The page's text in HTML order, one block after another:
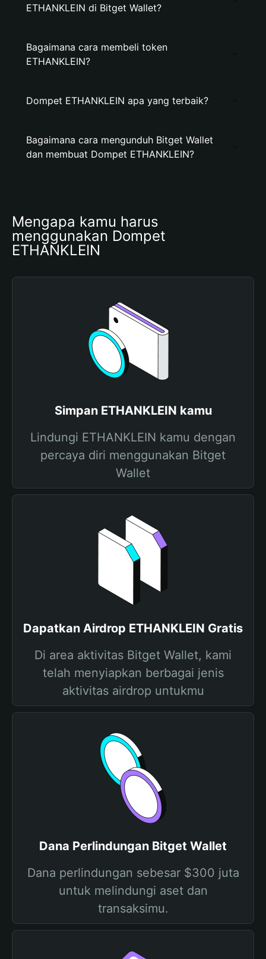
ETHANKLEIN di Bitget Wallet?
Bagaimana cara membeli token
ETHANKLEIN?
Dompet ETHANKLEIN apa yang terbaik?
Bagaimana cara mengunduh Bitget Wallet
dan membuat Dompet ETHANKLEIN?
Mengapa kamu harus
menggunakan Dompet
ETHANKLEIN
Simpan ETHANKLEIN kamu
Lindungi ETHANKLEIN kamu dengan
percaya diri menggunakan Bitget
Wallet
Dapatkan Airdrop ETHANKLEIN Gratis
Di area aktivitas Bitget Wallet, kami
telah menyiapkan berbagai jenis
aktivitas airdrop untukmu
Dana Perlindungan Bitget Wallet
Dana perlindungan sebesar $300 juta
untuk melindungi aset dan
transaksimu.